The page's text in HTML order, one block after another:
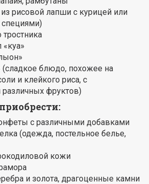
рисовой лапши с курицей или
специями)
тростника
(сладкое блюдо, похожее на
и клейкого риса, с
фруктов)
с различными добавками
(одежда, постельное белье,
кожи
и золота, драгоценные камни